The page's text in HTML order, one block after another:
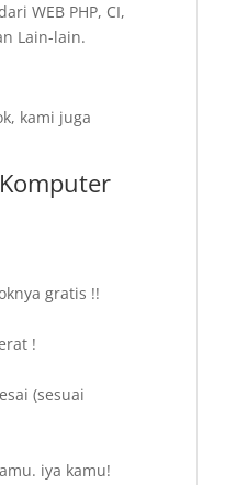
WEB PHP, CI,
Lain-lain.
kami juga
gratis !!
!
(sesuai
iya kamu!